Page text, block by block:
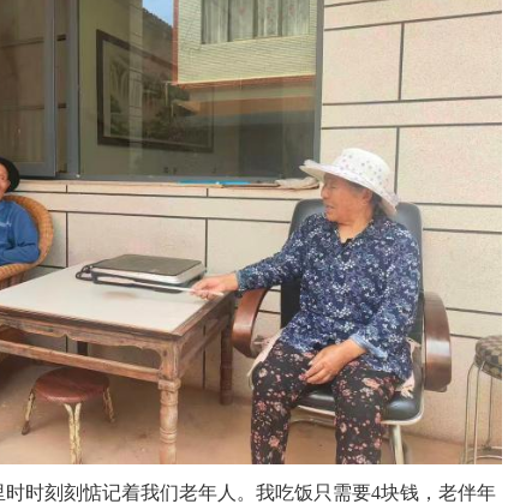
刻刻惦记着我们老年人。我吃饭只需要4块钱，老伴年